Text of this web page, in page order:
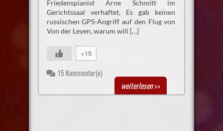
Friedenspianist Arne Schmitt im
Gerichtssaal verhaftet, Es gab keinen
russischen GPS-Angriff auf den Flug von
Von der Leyen, warum will […]
+15
15 Kommentar(e)
weiterlesen>>